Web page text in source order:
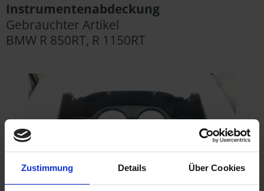
Zustimmung Details Über Cookies
Instrumentenabdeckung
Gebrauchter Artikel
BMW R 850RT, R 1150RT